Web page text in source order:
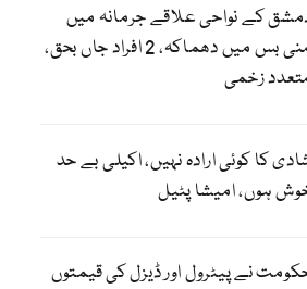
کے نواحی علاقے جرمانہ میں
منی بس میں دھماکہ، 2 افراد جاں بحق،
زخمی
کا کوئی ارادہ نہیں، اکیلی بے حد
ہوں، امیشا پٹیل
نے پیٹرول اور ڈیزل کی قیمتوں